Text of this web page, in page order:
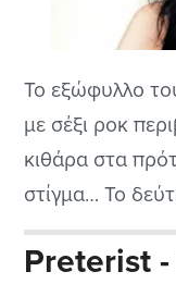
Το εξώφυλλο
με σέξι ροκ
κιθάρα στα
στίγμα… Το
ικανότατης
του στις
Preterist